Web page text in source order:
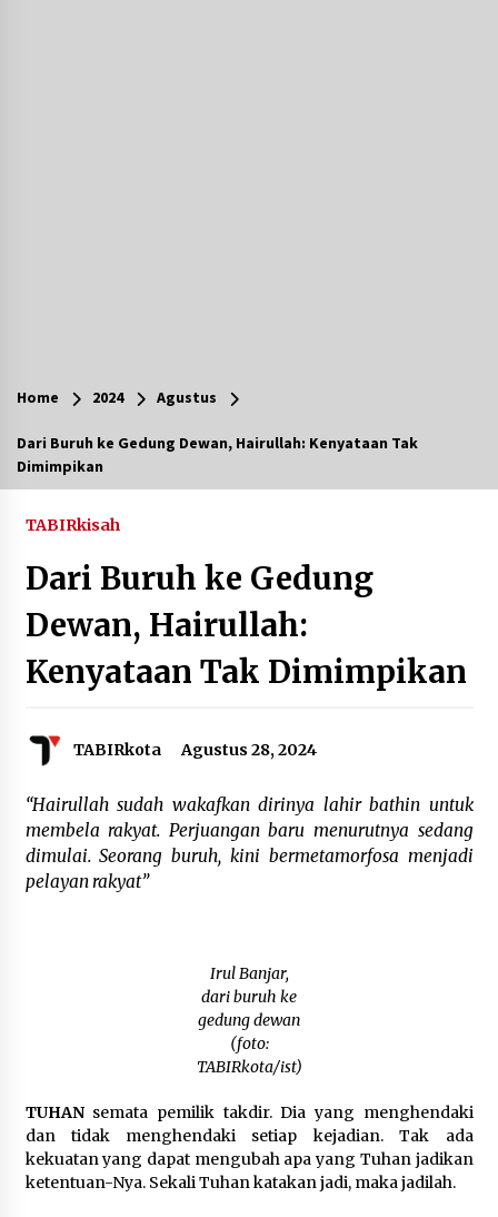
Balangan Boyong Trofi Juara Pertama Lomba
B2SA Kalsel
Program Pelatihan Operator Alat Berat GTO
HUT ke-51, Indocement Perkuat Inovasi dan
Keberlanjutan Masa Depan Lebih Hijau
Agustus 6, 2026
Hari Kedua Kaji Tiru di DIY, Bupati Barito Utara
PNBP 400 Juta dari Kasus Tambang Ilegal
Agustus 5, 2026
Kejari HST Musnahkan Barang Bukti 27 Perkara
Inkracht van Gewisjde
Agustus 4, 2026
Kejaksaan, Ada Apa?
Agustus 4, 2026
Home 2024 Agustus
Dari Buruh ke Gedung Dewan, Hairullah: Kenyataan Tak
Dimimpikan
TABIRkisah
Dari Buruh ke Gedung
Dewan, Hairullah:
Kenyataan Tak Dimimpikan
TABIRkota Agustus 28, 2024
“Hairullah sudah wakafkan dirinya lahir bathin untuk
membela rakyat. Perjuangan baru menurutnya sedang
dimulai. Seorang buruh, kini bermetamorfosa menjadi
pelayan rakyat”
Irul Banjar,
dari buruh ke
gedung dewan
(foto:
TABIRkota/ist)
TUHANsemata pemilik takdir. Dia yang menghendaki
dan tidak menghendaki setiap kejadian. Tak ada
kekuatan yang dapat mengubah apa yang Tuhan jadikan
ketentuan-Nya. Sekali Tuhan katakan jadi, maka jadilah.